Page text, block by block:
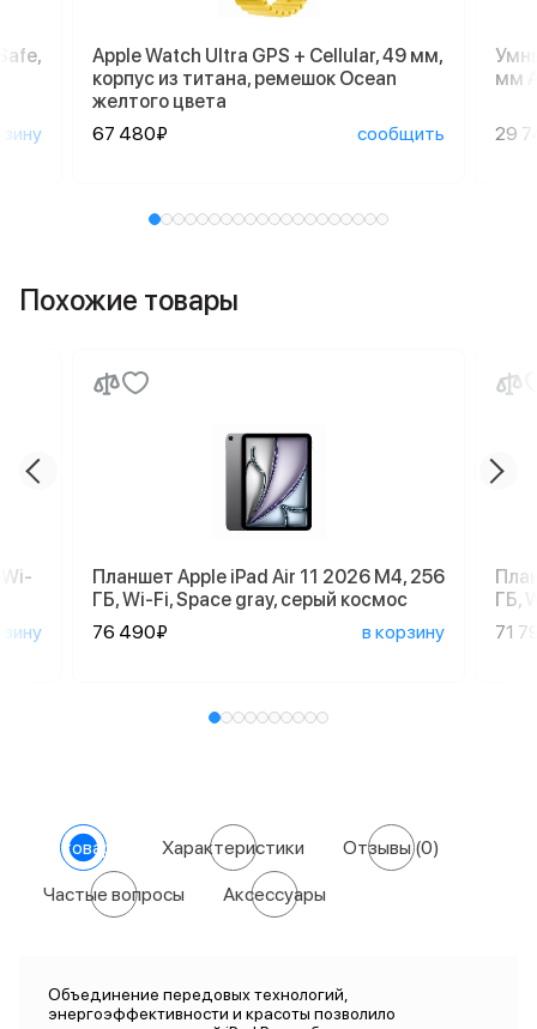
Apple Watch Ultra GPS + Cellular, 49 мм,
корпус из титана, ремешок Ocean
желтого цвета
67 480₽
сообщить
мм
29
Похожие товары
Планшет Apple iPad Air 11 2026 M4, 256
ГБ, Wi-Fi, Space gray, серый космос
76 490₽
в корзину
ГБ,
71
О товаре Характеристики Отзывы(0)
Частые вопросы Аксессуары
Объединение передовых технологий,
энергоэффективности и красоты позволило